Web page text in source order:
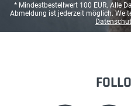
* Mindestbestellwert 100 EUR. Alle
Abmeldung ist jederzeit möglich.